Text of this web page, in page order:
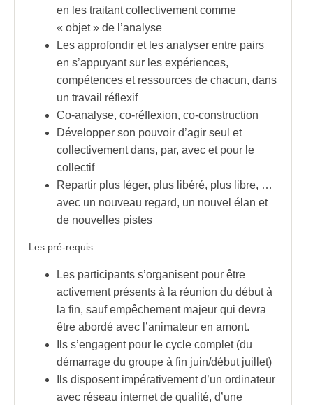
en les traitant collectivement comme
« objet » de l’analyse
Les approfondir et les analyser entre pairs
en s’appuyant sur les expériences,
compétences et ressources de chacun, dans
un travail réflexif
Co-analyse, co-réflexion, co-construction
Développer son pouvoir d’agir seul et
collectivement dans, par, avec et pour le
collectif
Repartir plus léger, plus libéré, plus libre, …
avec un nouveau regard, un nouvel élan et
de nouvelles pistes
Les pré-requis :
Les participants s’organisent pour être
activement présents à la réunion du début à
la fin, sauf empêchement majeur qui devra
être abordé avec l’animateur en amont.
Ils s’engagent pour le cycle complet (du
démarrage du groupe à fin juin/début juillet)
Ils disposent impérativement d’un ordinateur
avec réseau internet de qualité, d’une